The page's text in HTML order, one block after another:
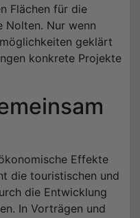
Flächen für die
Nolten. Nur wenn
geklärt
konkrete Projekte
Effekte
die touristischen und
die Entwicklung
In Vorträgen und